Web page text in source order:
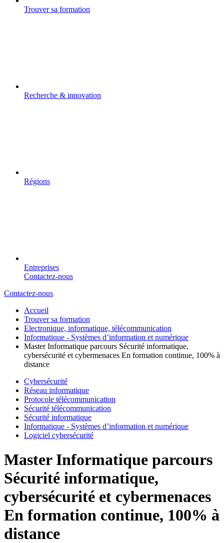
Trouver sa formation
Recherche & innovation
Régions
Entreprises
Contactez-nous
Contactez-nous
Accueil
Trouver sa formation
Electronique, informatique, télécommunication
Informatique - Systèmes d’information et numérique
Master Informatique parcours Sécurité informatique,
cybersécurité et cybermenaces En formation continue, 100% à
distance
Cybersécurité
Réseau informatique
Protocole télécommunication
Sécurité télécommunication
Sécurité informatique
Informatique - Systèmes d’information et numérique
Logiciel cybersécurité
Master Informatique parcours
Sécurité informatique,
cybersécurité et cybermenaces
En formation continue, 100% à
distance